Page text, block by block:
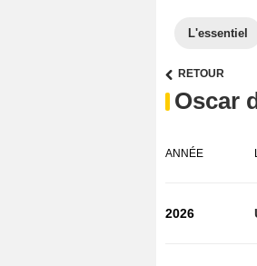
L'essentiel
RETOUR
Oscar
ANNÉE
2026